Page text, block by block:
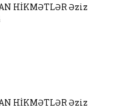
HİKMƏTLƏR Əziz
HİKMƏTLƏR Əziz